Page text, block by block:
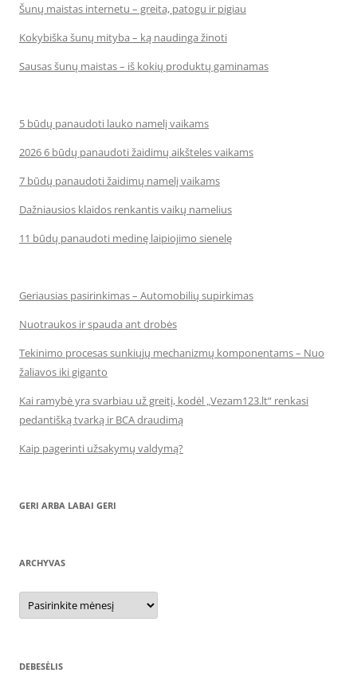
Šunų maistas internetu – greita, patogu ir pigiau
Kokybiška šunų mityba – ką naudinga žinoti
Sausas šunų maistas – iš kokių produktų gaminamas
5 būdų panaudoti lauko namelį vaikams
2026 6 būdų panaudoti žaidimų aikšteles vaikams
7 būdų panaudoti žaidimų namelį vaikams
Dažniausios klaidos renkantis vaikų namelius
11 būdų panaudoti medinę laipiojimo sienelę
Geriausias pasirinkimas – Automobilių supirkimas
Nuotraukos ir spauda ant drobės
Tekinimo procesas sunkiųjų mechanizmų komponentams – Nuo
žaliavos iki giganto
Kai ramybė yra svarbiau už greitį, kodėl „Vezam123.lt“ renkasi
pedantišką tvarką ir BCA draudimą
Kaip pagerinti užsakymų valdymą?
GERI ARBA LABAI GERI
ARCHYVAS
Archyvas
DEBESĖLIS